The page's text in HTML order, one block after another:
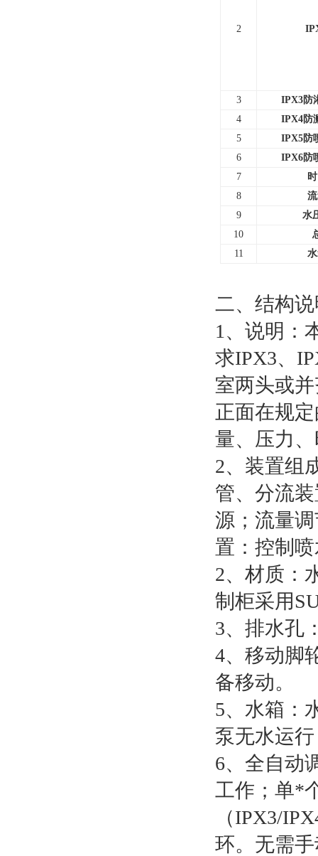
2
3
IPX3防
4
IPX4防
5
IPX5防
6
IPX6防
7
8
9
水
10
11
二、结构
1、说明：
求IPX3、
室两头或
正面在规
量、压力
2、装置组
管、分流
源；流量
置：控制
2、材质：
制柜采用
3、排水孔
4、移动脚
备移动。
5、水箱：
泵无水运
6、全自动
工作；单*
（IPX3/
环。无需